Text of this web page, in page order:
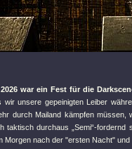
war ein Fest für die
wir unsere gepeinigten Leiber
durch Mailand kämpfen
taktisch durchaus „Semi“-
Morgen nach der "ersten Nacht" und